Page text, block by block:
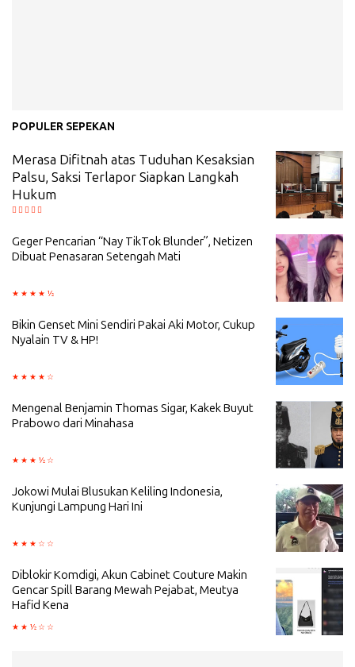
POPULER SEPEKAN
Merasa Difitnah atas Tuduhan Kesaksian
Palsu, Saksi Terlapor Siapkan Langkah
Hukum
Geger Pencarian “Nay TikTok Blunder”, Netizen
Dibuat Penasaran Setengah Mati
Bikin Genset Mini Sendiri Pakai Aki Motor, Cukup
Nyalain TV & HP!
Mengenal Benjamin Thomas Sigar, Kakek Buyut
Prabowo dari Minahasa
Jokowi Mulai Blusukan Keliling Indonesia,
Kunjungi Lampung Hari Ini
Diblokir Komdigi, Akun Cabinet Couture Makin
Gencar Spill Barang Mewah Pejabat, Meutya
Hafid Kena